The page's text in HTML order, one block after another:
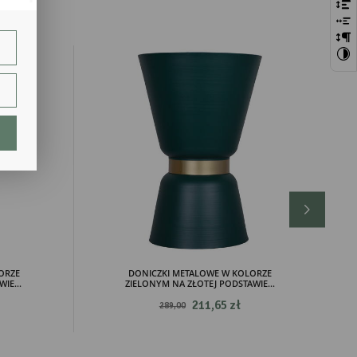
DONICZKI METALOWE W KOLORZE
ZIELONYM NA ZŁOTEJ PODSTAWIE...
289,00 211,65 zł